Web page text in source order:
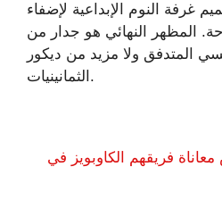
غرفة النوم الإبداعية لإضفاء
المظهر النهائي هو جدار من
المتدفق ولا مزيد من ديكور
الثمانينيات.
فريقهم الكاوبويز في